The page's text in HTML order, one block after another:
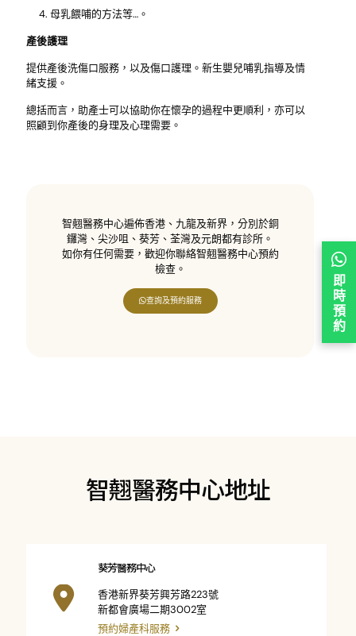
母乳餵哺的方法等…。
產後護理
提供產後洗傷口服務，以及傷口護理。新生嬰兒哺乳指導及情
緒支援。
總括而言，助產士可以協助你在懷孕的過程中更順利，亦可以
照顧到你產後的身理及心理需要。
智翹醫務中心遍佈香港、九龍及新界，分別於銅
鑼灣、尖沙咀、葵芳、荃灣及元朗都有診所。
如你有任何需要，歡迎你聯絡智翹醫務中心預約
檢查。
查詢及預約服務
智翹醫務中心地址
葵芳醫務中心
香港新界葵芳興芳路223號
新都會廣場二期3002室
預約婦產科服務
即
時
預
約